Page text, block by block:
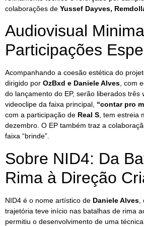
colaborações de Yussef Dayves,
Audiovisual
Participações
Acompanhando a coesão estética do
dirigido por OzBxd e Daniele Alves, com
do lançamento do EP, serão liberados três
videoclipe da faixa principal, “contar pro
com a participação de Real S, tem estreia
dezembro. O EP também traz a
faixa “brinde”.
Sobre NID4: Da
Rima à Direção
NID4 é o nome artístico de Daniele Alves
trajetória teve início nas batalhas de rima
permitiu o desenvolvimento de uma